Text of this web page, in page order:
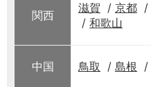
関西
滋賀 京都
和歌山
中国 鳥取 島根